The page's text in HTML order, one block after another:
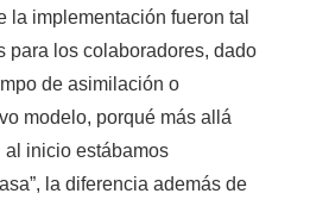
la implementación fueron tal
para los colaboradores, dado
de asimilación o
modelo, porqué más allá
al inicio estábamos
la diferencia además de